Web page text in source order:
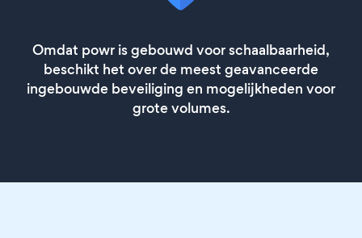
Omdat powr is gebouwd voor schaalbaarheid,
beschikt het over de meest geavanceerde
ingebouwde beveiliging en mogelijkheden voor
grote volumes.